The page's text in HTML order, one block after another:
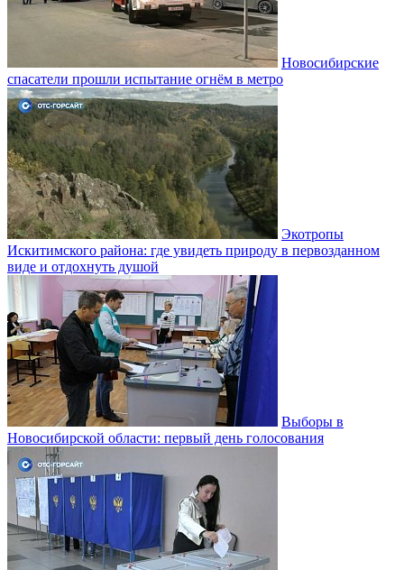
Новосибирские
спасатели прошли испытание огнём в метро
Экотропы
Искитимского района: где увидеть природу в первозданном
виде и отдохнуть душой
Выборы в
Новосибирской области: первый день голосования